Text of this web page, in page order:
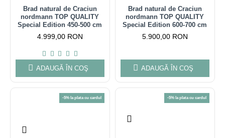
Brad natural de Craciun
nordmann TOP QUALITY
Special Edition 450-500 cm
4.999,00 RON
ADAUGĂ ÎN COŞ
Brad natural de Craciun
nordmann TOP QUALITY
Special Edition 600-700 cm
5.900,00 RON
ADAUGĂ ÎN COŞ
-5% la plata cu cardul -5% la plata cu cardul